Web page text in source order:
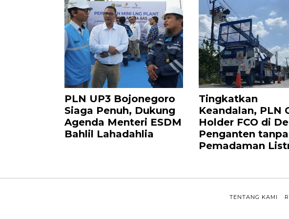
PLN UP3 Bojonegoro
Siaga Penuh, Dukung
Agenda Menteri ESDM
Bahlil Lahadahlia
Tingkatkan
Keandalan, PLN
Holder FCO di
Penganten tanpa
Pemadaman
TENTANG KAMI